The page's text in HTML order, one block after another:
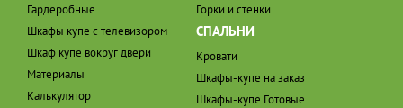
Гардеробные
Шкафы купе с телевизором
Шкаф купе вокруг двери
Материалы
Калькулятор
Горки и стенки
СПАЛЬНИ
Кровати
Шкафы-купе на заказ
Шкафы-купе Готовые